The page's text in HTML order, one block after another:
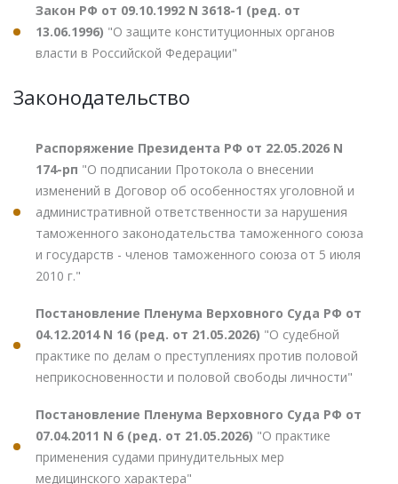
Закон РФ от 09.10.1992 N 3618-1 (ред. от
13.06.1996) "О защите конституционных органов
власти в Российской Федерации"
Законодательство
Распоряжение Президента РФ от 22.05.2026 N
174-рп "О подписании Протокола о внесении
изменений в Договор об особенностях уголовной и
административной ответственности за нарушения
таможенного законодательства таможенного союза
и государств - членов таможенного союза от 5 июля
2010 г."
Постановление Пленума Верховного Суда РФ от
04.12.2014 N 16 (ред. от 21.05.2026) "О судебной
практике по делам о преступлениях против половой
неприкосновенности и половой свободы личности"
Постановление Пленума Верховного Суда РФ от
07.04.2011 N 6 (ред. от 21.05.2026) "О практике
применения судами принудительных мер
медицинского характера"